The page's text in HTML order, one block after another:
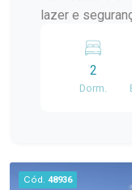
lazer e
bem
conforto e
estar em um
Cozinha e sala
2
Dorm.
Cód. 48936